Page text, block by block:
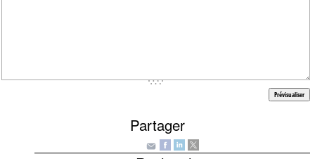
Partager